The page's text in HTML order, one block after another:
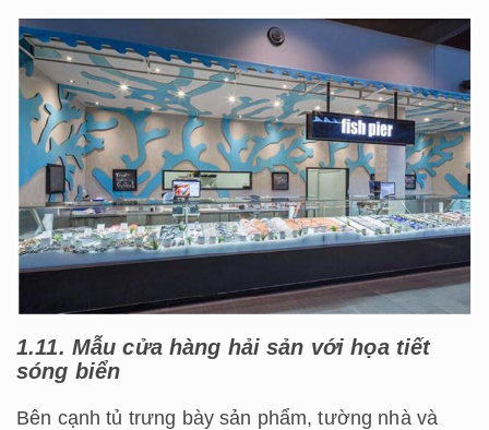
1.11. Mẫu cửa hàng hải sản với họa tiết
sóng biển
Bên cạnh tủ trưng bày sản phẩm, tường nhà và